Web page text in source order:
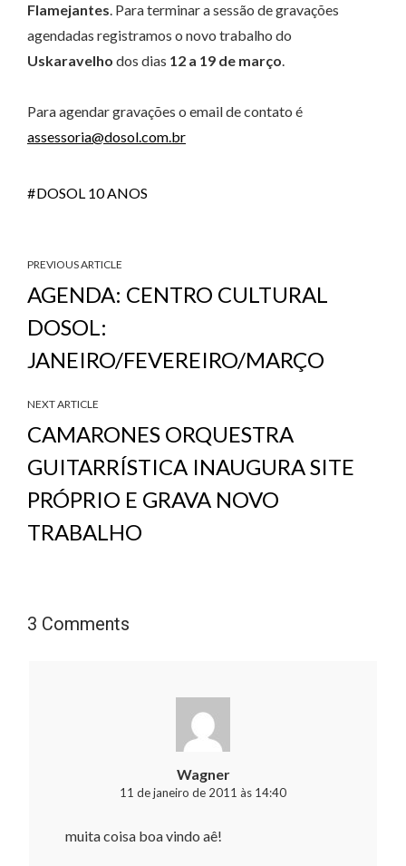
Flamejantes. Para terminar a sessão de gravações
agendadas registramos o novo trabalho do
Uskaravelho dos dias 12 a 19 de março.
Para agendar gravações o email de contato é
assessoria@dosol.com.br
DOSOL 10 ANOS
PREVIOUS ARTICLE
AGENDA: CENTRO CULTURAL
DOSOL:
JANEIRO/FEVEREIRO/MARÇO
NEXT ARTICLE
CAMARONES ORQUESTRA
GUITARRÍSTICA INAUGURA SITE
PRÓPRIO E GRAVA NOVO
TRABALHO
3 Comments
Wagner
11 de janeiro de 2011 às 14:40
muita coisa boa vindo aê!